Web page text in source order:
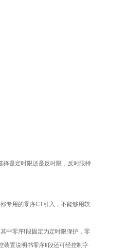
择是定时限还是反时限，反时限特
专用的零序CT引入，不能够用软
中零序Ⅰ段固定为定时限保护，零
装置说明书零序Ⅱ段还可经控制字